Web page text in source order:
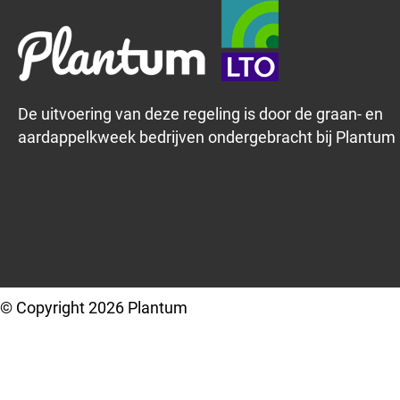
De uitvoering van deze regeling is door de graan- en
aardappelkweek bedrijven ondergebracht bij Plantum
© Copyright 2026 Plantum